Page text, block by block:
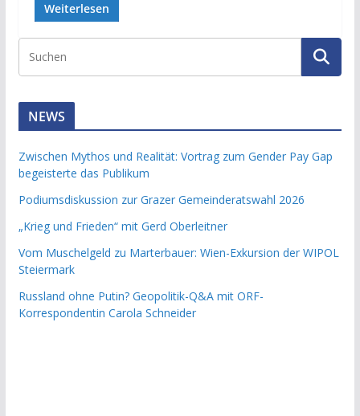
Weiterlesen
NEWS
Zwischen Mythos und Realität: Vortrag zum Gender Pay Gap
begeisterte das Publikum
Podiumsdiskussion zur Grazer Gemeinderatswahl 2026
„Krieg und Frieden“ mit Gerd Oberleitner
Vom Muschelgeld zu Marterbauer: Wien-Exkursion der WIPOL
Steiermark
Russland ohne Putin? Geopolitik-Q&A mit ORF-
Korrespondentin Carola Schneider